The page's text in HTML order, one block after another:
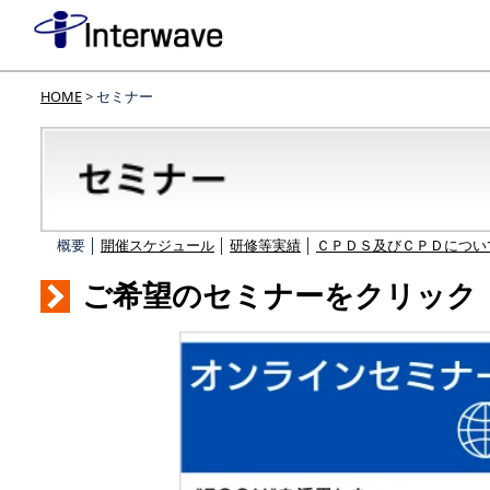
HOME> セミナー
概要 │ 開催スケジュール 研修等実績 ＣＰＤＳ及びＣＰＤにつ
ご希望のセミナーをクリック